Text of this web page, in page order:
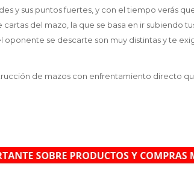
y sus puntos fuertes, y con el tiempo verás
del mazo, la que se basa en ir subiendo
oponente se descarte son muy distintas y te
de mazos con enfrentamiento directo